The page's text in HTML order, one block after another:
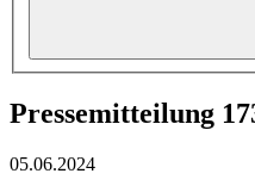
Pressemitteilung
05.06.2024